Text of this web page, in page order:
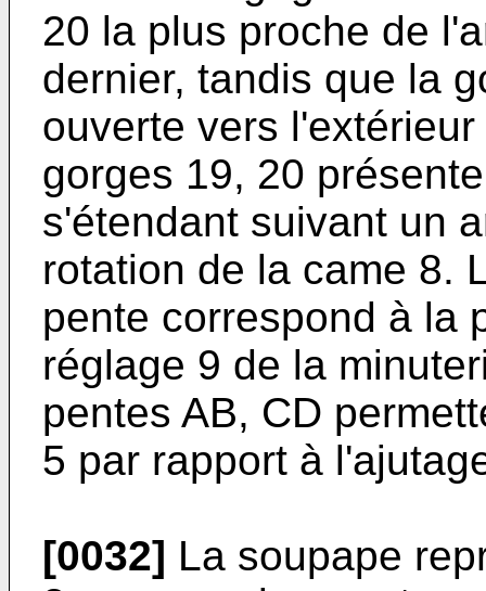
20 la plus proche de
dernier, tandis que la
ouverte vers
gorges 19, 20
s'étendant suivant un
rotation de la came 8.
pente correspond à la
réglage 9 de la
pentes AB, CD
5 par rapport à
[0032] La soupape